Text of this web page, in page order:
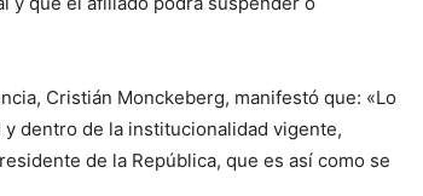
Cristián Monckeberg, manifestó que: «Lo
dentro de la institucionalidad vigente,
de la República, que es así como se